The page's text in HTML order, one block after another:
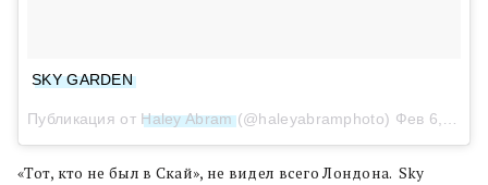
SKY GARDEN
Публикация от Haley Abram(@haleyabramphoto) Фев 6, 2018 в 1:12 PST
«Тот, кто не был в Скай», не видел всего Лондона. Sky